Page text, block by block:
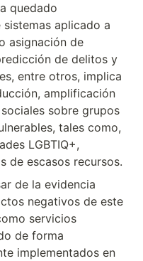
quedado
aplicado a
asignación de
de delitos y
entre otros, implica
amplificación
sobre grupos
tales como,
LGBTIQ+,
de escasos recursos.
de la evidencia
negativos de este
servicios
de forma
implementados en